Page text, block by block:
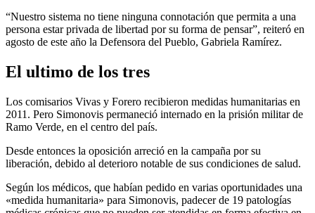
“Nuestro sistema no tiene ninguna connotación que permita a una
persona estar privada de libertad por su forma de pensar”, reiteró en
agosto de este año la Defensora del Pueblo, Gabriela Ramírez.
El ultimo de los tres
Los comisarios Vivas y Forero recibieron medidas humanitarias en
2011. Pero Simonovis permaneció internado en la prisión militar de
Ramo Verde, en el centro del país.
Desde entonces la oposición arreció en la campaña por su
liberación, debido al deterioro notable de sus condiciones de salud.
Según los médicos, que habían pedido en varias oportunidades una
«medida humanitaria» para Simonovis, padecer de 19 patologías